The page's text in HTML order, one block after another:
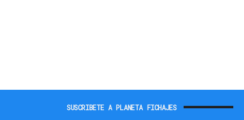
SUSCRIBETE A PLANETA FICHAJES